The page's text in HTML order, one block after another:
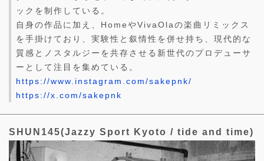
ックを制作している。
自身の作品に加え、HomeやVivaOlaの楽曲リミックス
を手掛けており、実験性と叙情性を併せ持ち、現代的な
質感とノスタルジーを共存させる新世代のプロデューサ
ーとして注目を集めている。
https://www.instagram.com/sakepnk/
https://x.com/sakepnk
SHUN145(Jazzy Sport Kyoto / tide and time)